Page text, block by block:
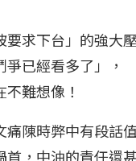
求下台」的強大
已經看多了」，
難想像！
陳時弊中有段話
，中油的責任還